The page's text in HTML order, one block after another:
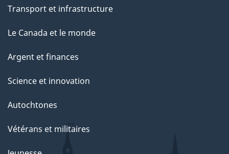
Transport et infrastructure
Le Canada et le monde
Argent et finances
Science et innovation
Autochtones
Vétérans et militaires